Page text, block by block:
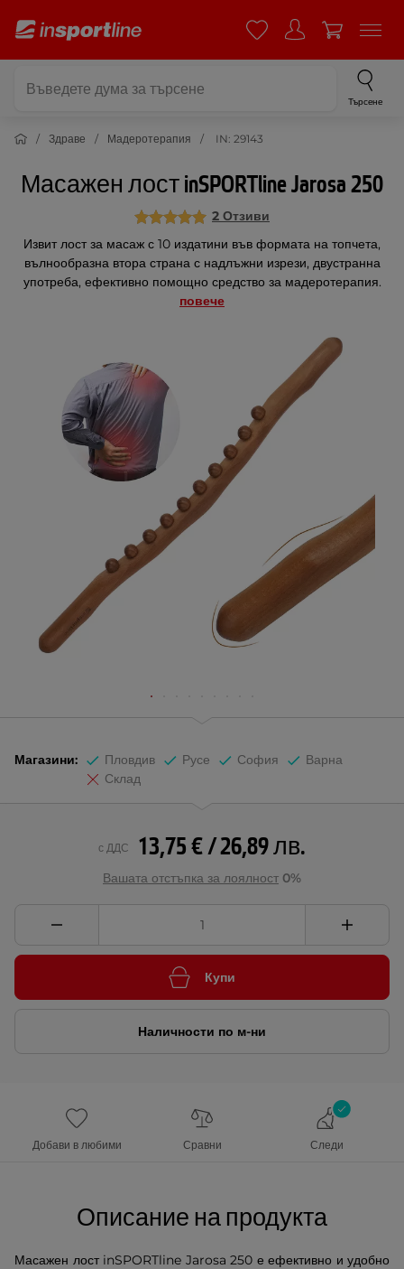
Търсене
Здраве Мадеротерапия IN: 29143
Масажен лост inSPORTline Jarosa 250
2 Отзиви
Извит лост за масаж с 10 издатини във формата на топчета,
вълнообразна втора страна с надлъжни изрези, двустранна
употреба, ефективно помощно средство за мадеротерапия.
повече
Магазини: Пловдив Русе София
Варна
Склад
13,75 € / 26,89 лв.
с ДДС
Вашата отстъпка за лоялност 0%
Купи
Наличности по м-ни
Добави в любими Сравни Следи
Описание на продукта
Масажен лост inSPORTline Jarosa 250 е ефективно и удобно